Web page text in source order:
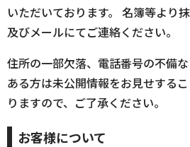
いただいております。 名簿等より
及びメールにてご連絡ください。
住所の一部欠落、電話番号の不備
ある方は未公開情報をお見せする
りますので、ご了承ください。
お客様について